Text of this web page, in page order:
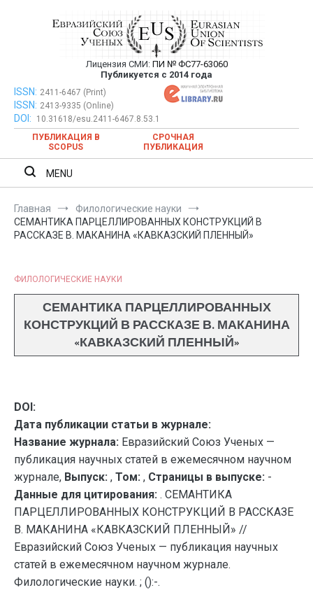
Евразийский Союз Ученых —
публикация научных статей в
ежемесячном научном журнале
Лицензия СМИ: ПИ № ФС77-63060
Публикуется с 2014 года
Евразийский Союз Ученых — публикация научных статей в
ежемесячном научном журнале
ISSN: 2411-6467 (Print)
ISSN: 2413-9335 (Online)
DOI:
10.31618/esu.2411-6467.8.53.1
ПУБЛИКАЦИЯ В
SCOPUS
СРОЧНАЯ
ПУБЛИКАЦИЯ
MENU
Главная
Филологические науки
СЕМАНТИКА ПАРЦЕЛЛИРОВАННЫХ КОНСТРУКЦИЙ В
РАССКАЗЕ В. МАКАНИНА «КАВКАЗСКИЙ ПЛЕННЫЙ»
ФИЛОЛОГИЧЕСКИЕ НАУКИ
СЕМАНТИКА ПАРЦЕЛЛИРОВАННЫХ
КОНСТРУКЦИЙ В РАССКАЗЕ В. МАКАНИНА
«КАВКАЗСКИЙ ПЛЕННЫЙ»
DOI:
Дата публикации статьи в журнале:
Название журнала: Евразийский Союз Ученых —
публикация научных статей в ежемесячном научном
журнале, Выпуск: , Том: , Страницы в выпуске: -
Данные для цитирования: . СЕМАНТИКА
ПАРЦЕЛЛИРОВАННЫХ КОНСТРУКЦИЙ В РАССКАЗЕ
В. МАКАНИНА «КАВКАЗСКИЙ ПЛЕННЫЙ» //
Евразийский Союз Ученых — публикация научных
статей в ежемесячном научном журнале.
Филологические науки. ; ():-.